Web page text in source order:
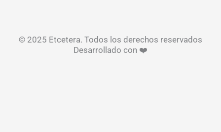
© 2025 Etcetera. Todos los derechos reservados
Desarrollado con ❤️